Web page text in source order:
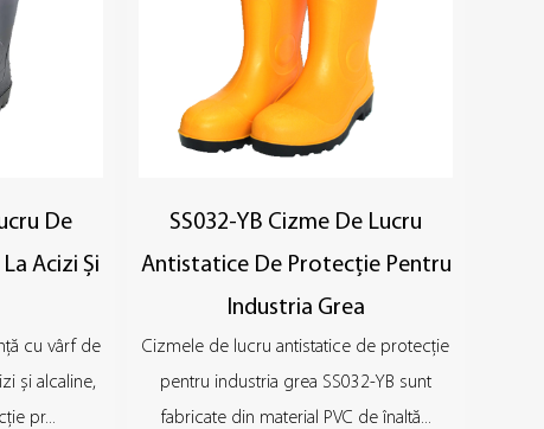
De
Acizi Și
cu vârf de
și alcaline,
pr...
SS032-YB Cizme De Lucru
Antistatice De Protecție Pentru
Industria Grea
Cizmele de lucru antistatice de protecție
pentru industria grea SS032-YB sunt
fabricate din material PVC de înaltă...